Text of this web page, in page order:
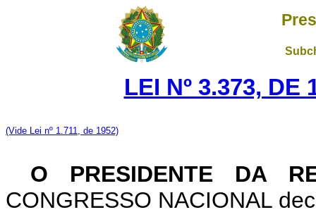
LEI Nº 3.373, DE
(Vide Lei nº 1.711, de 1952)
O PRESIDENTE DA
CONGRESSO NACIONAL